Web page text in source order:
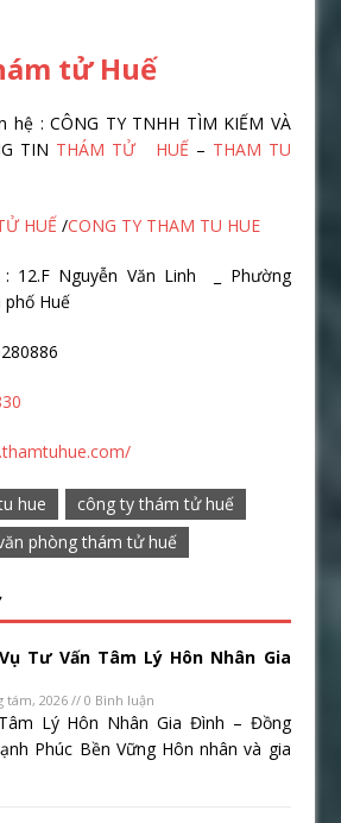
tử Huế
hệ : CÔNG TY TNHH TÌM KIẾM VÀ
TIN THÁM TỬ HUẾ – THAM TU
HUẾ/CONG TY THAM TU HUE
12.F Nguyễn Văn Linh _ Phường
phố Huế
hue
công ty thám tử huế
phòng thám tử huế
Tư Vấn Tâm Lý Hôn Nhân Gia
tám, 2026 // 0 Bình luận
Lý Hôn Nhân Gia Đình – Đồng
Phúc Bền Vững Hôn nhân và gia